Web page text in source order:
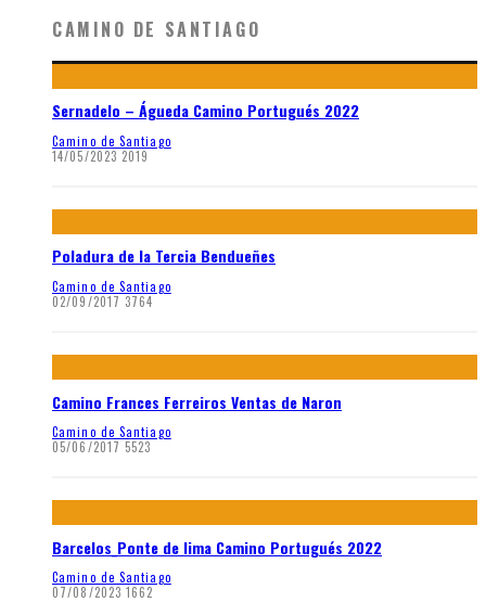
CAMINO DE SANTIAGO
Sernadelo – Águeda Camino Portugués 2022
Camino de Santiago
14/05/2023 2019
Poladura de la Tercia Bendueñes
Camino de Santiago
02/09/2017 3764
Camino Frances Ferreiros Ventas de Naron
Camino de Santiago
05/06/2017 5523
Barcelos_Ponte de lima Camino Portugués 2022
Camino de Santiago
07/08/2023 1662